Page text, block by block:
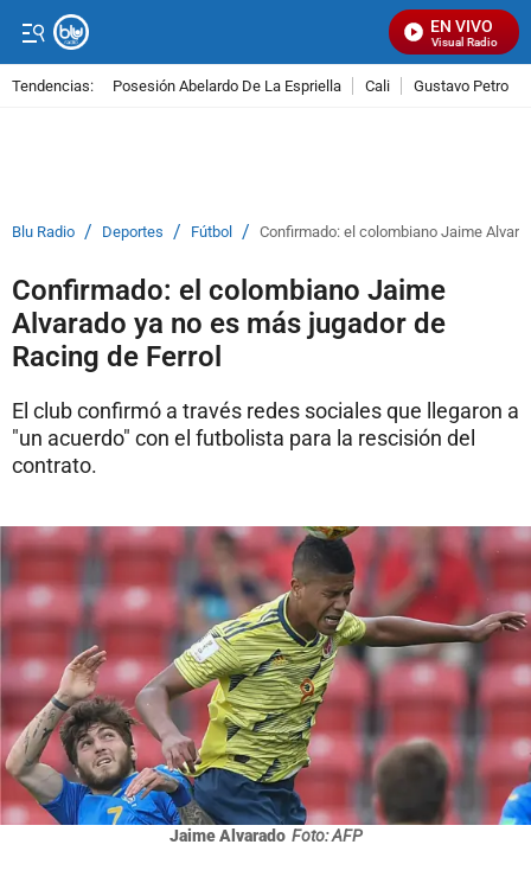
EN VIVO
Señal Visual Radio
Tendencias: Posesión Abelardo De La Espriella Cali Gustavo Petro
Blu Radio / Deportes / Fútbol / Confirmado: el colombiano Jaime
Confirmado: el colombiano Jaime
Alvarado ya no es más jugador de
Racing de Ferrol
El club confirmó a través redes sociales que llegaron a
"un acuerdo" con el futbolista para la rescisión del
contrato.
Jaime Alvarado Foto: AFP